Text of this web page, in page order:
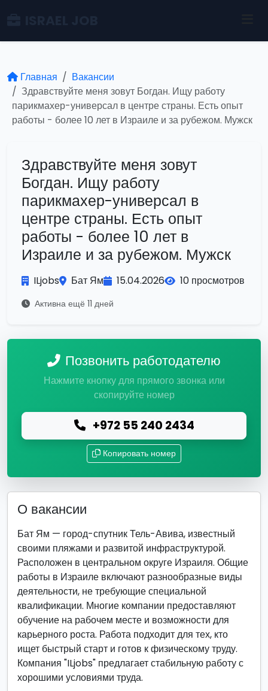
Главная
Вакансии
Здравствуйте меня зовут Богдан. Ищу работу
парикмахер-универсал в центре страны. Есть опыт
работы - более 10 лет в Израиле и за рубежом. Мужск
Здравствуйте меня зовут
Богдан. Ищу работу
парикмахер-универсал в
центре страны. Есть опыт
работы - более 10 лет в
Израиле и за рубежом. Мужск
ILjobs Бат Ям 15.04.2026 10 просмотров
Активна ещё 11 дней
Позвонить работодателю
Нажмите кнопку для прямого звонка или
скопируйте номер
+972 55 240 2434
Копировать номер
О вакансии
Бат Ям — город-спутник Тель-Авива, известный
своими пляжами и развитой инфраструктурой.
Расположен в центральном округе Израиля. Общие
работы в Израиле включают разнообразные виды
деятельности, не требующие специальной
квалификации. Многие компании предоставляют
обучение на рабочем месте и возможности для
карьерного роста. Работа подходит для тех, кто
ищет быстрый старт и готов к физическому труду.
Компания "ILjobs" предлагает стабильную работу с
хорошими условиями труда.